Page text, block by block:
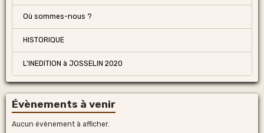
Où sommes-nous ?
HISTORIQUE
L'INEDITION à JOSSELIN 2020
Évènements à venir
Aucun évènement à afficher.